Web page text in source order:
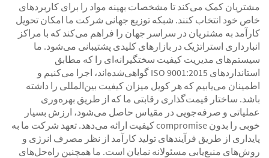
مشتریان کمک می‌کند تا مشخصات بهینه مواد را برای کاربردهای
خاص خود انتخاب کنند. شبکه توزیع جهانی شرکت ما امکان تحویل
کارآمد به مشتریان در سراسر جهان را فراهم می‌کند که با مراکز
انبارداری استراتژیک در بازارهای کلیدی پشتیبانی می‌شود. ما
سیستم‌های مدیریت کیفیت سختگیرانه‌ای را که مطابق
استانداردهای ISO 9001:2015 گواهی‌شده‌اند، اجرا می‌کنیم و
اطمینان می‌یابیم که هر کویل میزان کیفیت بین‌المللی را داشته
باشد. ساختار قیمت‌گذاری رقابتی ما که از طریق بهره‌وری
عملیاتی و صرفه‌جویی در مقیاس حاصل می‌شود، ارزش بسیار
خوبی را بدون compromise کیفیت ارائه می‌دهد. تعهد شرکت ما به
پایداری از طریق فرآیندهای تولید کارآمد از نظر مصرف انرژی و
روش‌های منبع‌یابی مسئولانه نمایان است. ما همچنین راه‌حل‌های